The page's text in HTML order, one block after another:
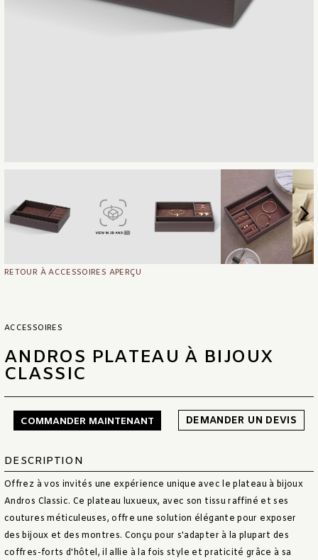
RETOUR À ACCESSOIRES APERÇU
ACCESSOIRES
ANDROS PLATEAU À BIJOUX
CLASSIC
COMMANDER MAINTENANT DEMANDER UN DEVIS
DESCRIPTION
Offrez à vos invités une expérience unique avec le plateau à bijoux
Andros Classic. Ce plateau luxueux, avec son tissu raffiné et ses
coutures méticuleuses, offre une solution élégante pour exposer
des bijoux et des montres. Conçu pour s'adapter à la plupart des
coffres-forts d'hôtel, il allie à la fois style et praticité grâce à sa